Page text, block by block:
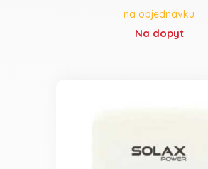
na objednávku
Na dopyt